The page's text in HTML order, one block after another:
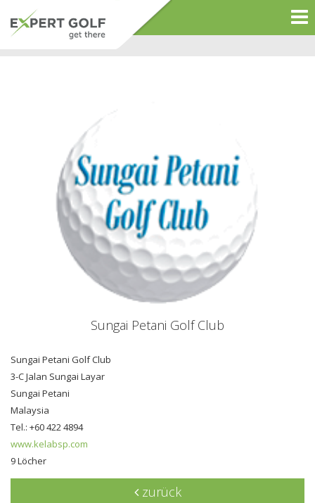
Sungai Petani Golf Club
Sungai Petani Golf Club
3-C Jalan Sungai Layar
Sungai Petani
Malaysia
Tel.: +60 422 4894
www.kelabsp.com
9 Löcher
zurück